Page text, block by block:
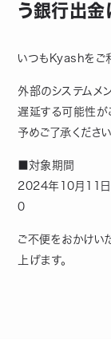
う銀行出金
いつもKyashをご
外部のシステムメ
遅延する可能性が
予めご了承ください
■対象期間
2024年10月11日
0
ご不便をおかけい
上げます。